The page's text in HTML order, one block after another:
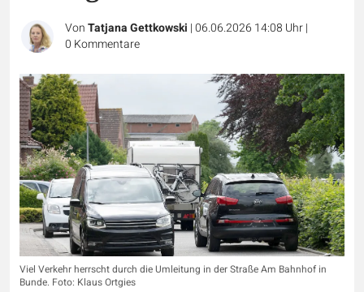
VonTatjana Gettkowski |06.06.2026 14:08 Uhr|
0 Kommentare
Viel Verkehr herrscht durch die Umleitung in der Straße Am Bahnhof in
Bunde. Foto: Klaus Ortgies